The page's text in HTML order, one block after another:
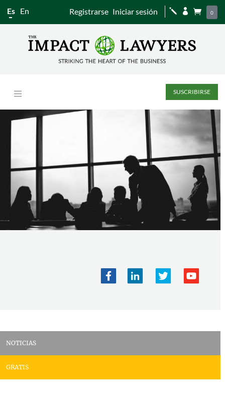
Es En Registrarse Iniciar sesión j   0
SUSCRIBIRSE
NOTICIAS
GRATIS